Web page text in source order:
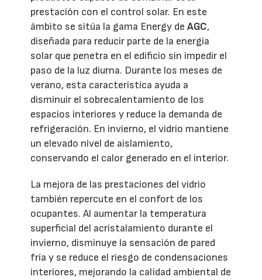
prestación con el control solar. En este
ámbito se sitúa la gama Energy de AGC,
diseñada para reducir parte de la energía
solar que penetra en el edificio sin impedir el
paso de la luz diurna. Durante los meses de
verano, esta característica ayuda a
disminuir el sobrecalentamiento de los
espacios interiores y reduce la demanda de
refrigeración. En invierno, el vidrio mantiene
un elevado nivel de aislamiento,
conservando el calor generado en el interior.
La mejora de las prestaciones del vidrio
también repercute en el confort de los
ocupantes. Al aumentar la temperatura
superficial del acristalamiento durante el
invierno, disminuye la sensación de pared
fría y se reduce el riesgo de condensaciones
interiores, mejorando la calidad ambiental de